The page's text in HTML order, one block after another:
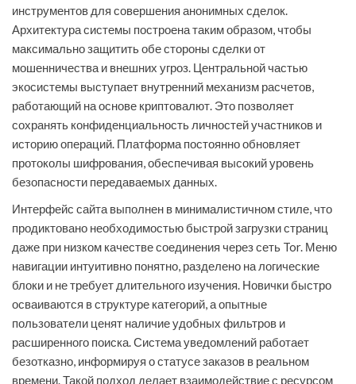
инструментов для совершения анонимных сделок.
Архитектура системы построена таким образом, чтобы
максимально защитить обе стороны сделки от
мошенничества и внешних угроз. Центральной частью
экосистемы выступает внутренний механизм расчетов,
работающий на основе криптовалют. Это позволяет
сохранять конфиденциальность личностей участников и
историю операций. Платформа постоянно обновляет
протоколы шифрования, обеспечивая высокий уровень
безопасности передаваемых данных.
Интерфейс сайта выполнен в минималистичном стиле, что
продиктовано необходимостью быстрой загрузки страниц
даже при низком качестве соединения через сеть Tor. Меню
навигации интуитивно понятно, разделено на логические
блоки и не требует длительного изучения. Новички быстро
осваиваются в структуре категорий, а опытные
пользователи ценят наличие удобных фильтров и
расширенного поиска. Система уведомлений работает
безотказно, информируя о статусе заказов в реальном
времени. Такой подход делает взаимодействие с ресурсом